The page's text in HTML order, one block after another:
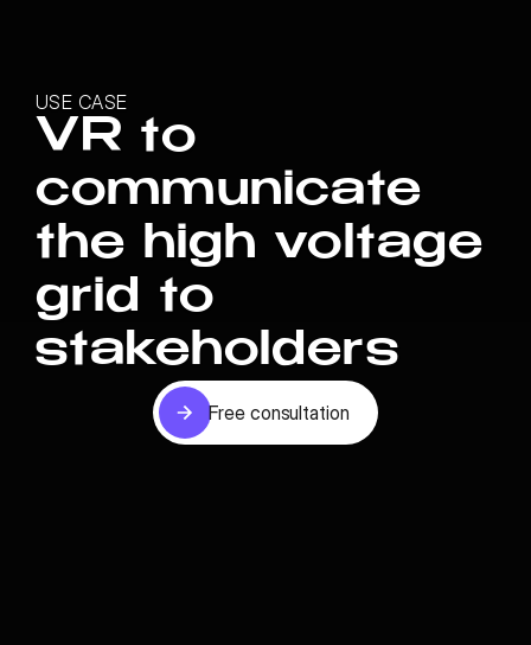
USE CASE
VR to
communicate
the high voltage
grid to
stakeholders
Free consultation